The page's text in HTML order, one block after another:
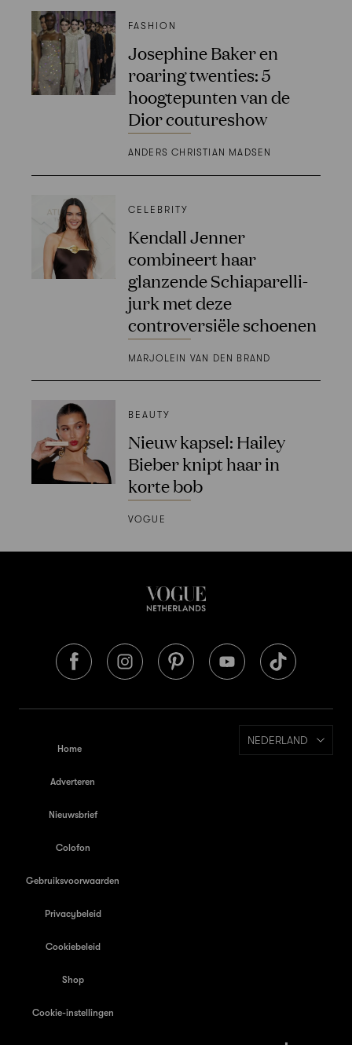
FASHION
Josephine Baker en
roaring twenties: 5
hoogtepunten van de
Dior coutureshow
ANDERS CHRISTIAN MADSEN
CELEBRITY
Kendall Jenner
combineert haar
glanzende Schiaparelli-
jurk met deze
controversiële schoenen
MARJOLEIN VAN DEN BRAND
BEAUTY
Nieuw kapsel: Hailey
Bieber knipt haar in
korte bob
VOGUE
Home
Adverteren
Nieuwsbrief
Colofon
Gebruiksvoorwaarden
Privacybeleid
Cookiebeleid
Shop
Cookie-instellingen
NEDERLAND